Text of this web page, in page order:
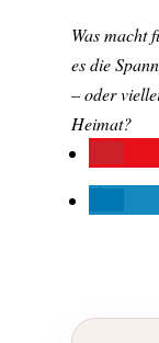
Was macht
es die
– oder
Heimat?